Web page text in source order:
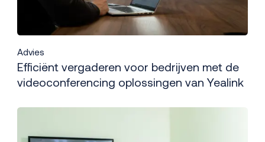
Advies
Efficiënt vergaderen voor bedrijven met de
videoconferencing oplossingen van Yealink